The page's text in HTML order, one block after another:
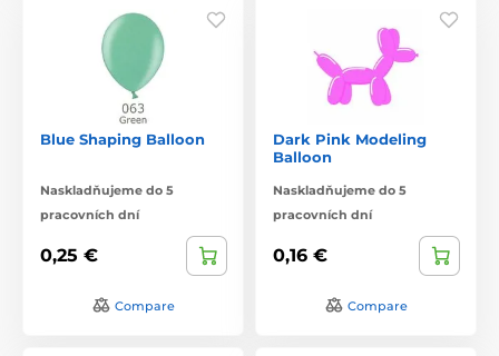
Blue Shaping Balloon
Naskladňujeme do 5
pracovních dní
0,25 €
Compare
Dark Pink Modeling
Balloon
Naskladňujeme do 5
pracovních dní
0,16 €
Compare